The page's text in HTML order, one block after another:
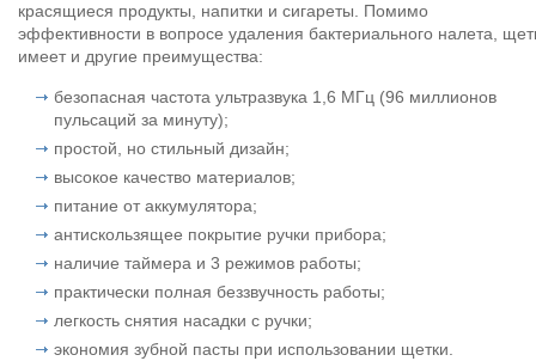
красящиеся продукты, напитки и сигареты. Помимо
эффективности в вопросе удаления бактериального налета,
имеет и другие преимущества:
безопасная частота ультразвука 1,6 МГц (96 миллионов
пульсаций за минуту);
простой, но стильный дизайн;
высокое качество материалов;
питание от аккумулятора;
антискользящее покрытие ручки прибора;
наличие таймера и 3 режимов работы;
практически полная беззвучность работы;
легкость снятия насадки с ручки;
экономия зубной пасты при использовании щетки.